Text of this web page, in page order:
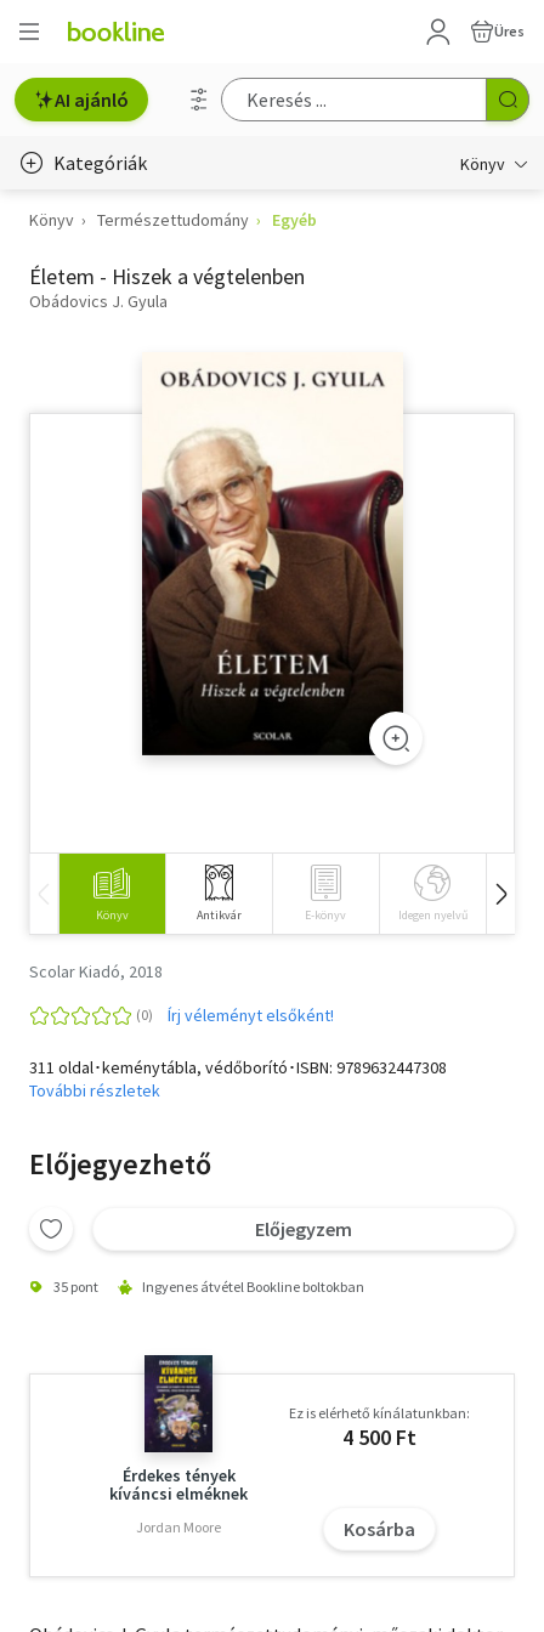
Üres
AI ajánló
Kategóriák Könyv
Életmód, egészség
Erotika
Hobbi, szabadidő
Szótár, nyelvkönyv
Tankönyv, segédkönyv
Társadalomtudomány
Vallás
Könyv Természettudomány Egyéb
Életem - Hiszek a végtelenben
Obádovics J. Gyula
Könyv Antikvár E-könyv Idegen nyelvű
Scolar Kiadó, 2018
Írj véleményt elsőként!
311 oldal･keménytábla, védőborító･ISBN: 9789632447308
További részletek
Előjegyezhető
Előjegyzem
35 pont Ingyenes átvétel Bookline boltokban
Érdekes tények
kíváncsi elméknek
Jordan Moore
Ez is elérhető kínálatunkban:
4 500 Ft
Kosárba